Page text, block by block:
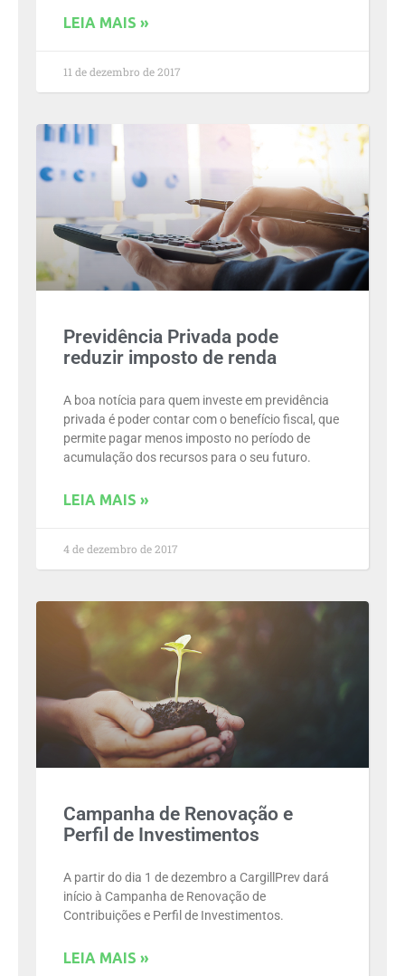
LEIA MAIS »
11 de dezembro de 2017
Previdência Privada pode
reduzir imposto de renda
A boa notícia para quem investe em previdência
privada é poder contar com o benefício fiscal, que
permite pagar menos imposto no período de
acumulação dos recursos para o seu futuro.
LEIA MAIS »
4 de dezembro de 2017
Campanha de Renovação e
Perfil de Investimentos
A partir do dia 1 de dezembro a CargillPrev dará
início à Campanha de Renovação de
Contribuições e Perfil de Investimentos.
LEIA MAIS »